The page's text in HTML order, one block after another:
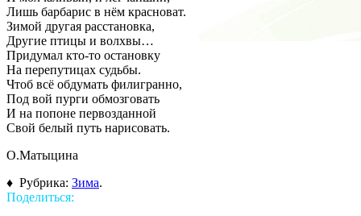
Лишь барбарис в нём красноват.
Зимой другая расстановка,
Другие птицы и волхвы…
Придумал кто-то остановку
На перепутицах судьбы.
Чтоб всё обдумать филигранно,
Под вой пурги обмозговать
И на попоне первозданной
Свой белый путь нарисовать.
О.Матыцина
♦ Рубрика: Зима.
Поделиться: